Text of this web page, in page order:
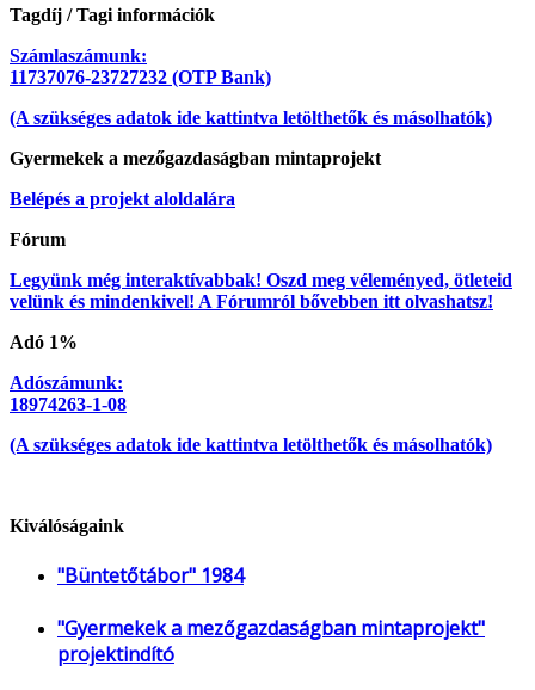
Tagdíj / Tagi információk
Számlaszámunk:
11737076-23727232 (OTP Bank)
(A szükséges adatok ide kattintva letölthetők és másolhatók)
Gyermekek a mezőgazdaságban mintaprojekt
Belépés a projekt aloldalára
Fórum
Legyünk még interaktívabbak! Oszd meg véleményed, ötleteid
velünk és mindenkivel! A Fórumról bővebben itt olvashatsz!
Adó 1%
Adószámunk:
18974263-1-08
(A szükséges adatok ide kattintva letölthetők és másolhatók)
Kiválóságaink
"Büntetőtábor" 1984
"Gyermekek a mezőgazdaságban mintaprojekt"
projektindító